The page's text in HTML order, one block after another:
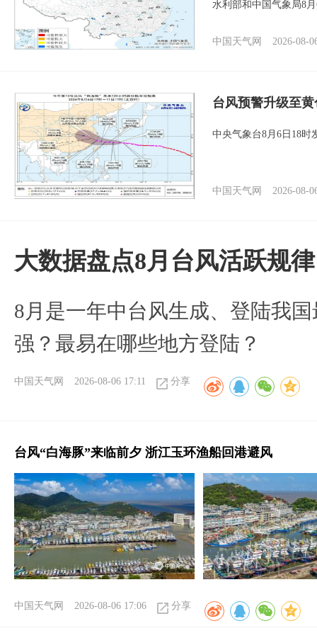
水利部和中国气象局8
中国天气网 2026-08-
台风预警升级至
中央气象台8月6日18时
中国天气网 2026-08-
大数据盘点8月台风活跃规律
8月是一年中台风生成、登陆我
强？最易在哪些地方登陆？
中国天气网 2026-08-06 17:11 分享
台风“白海豚”来临前夕 浙江玉环渔船回港避风
中国天气网 2026-08-06 17:06 分享